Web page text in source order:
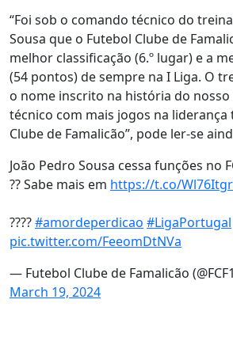
“Foi sob o comando técnico do
Sousa que o Futebol Clube de
melhor classificação (6.º lugar) e a
(54 pontos) de sempre na I Liga. O
o nome inscrito na história do nosso
técnico com mais jogos na liderança
Clube de Famalicão”, pode ler-se
João Pedro Sousa cessa funções no
?? Sabe mais em https://t.co/
????#amordeperdicao #LigaPortugal
pic.twitter.com/FeeomDtNVa
— Futebol Clube de Famalicão
March 19, 2024